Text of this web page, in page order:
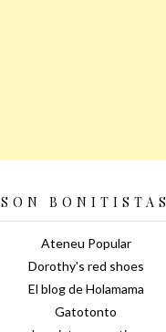
SON BONITISTAS
Ateneu Popular
Dorothy's red shoes
El blog de Holamama
Gatotonto